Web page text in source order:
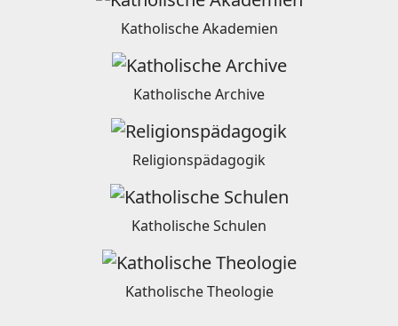
Katholische Akademien
Katholische Archive
Religionspädagogik
Katholische Schulen
Katholische Theologie